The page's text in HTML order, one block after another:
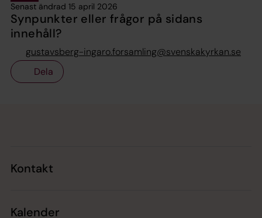
Senast ändrad 15 april 2026
Synpunkter eller frågor på sidans
innehåll?
gustavsberg-ingaro.forsamling@svenskakyrkan.se
Dela
Kontakt
Kalender